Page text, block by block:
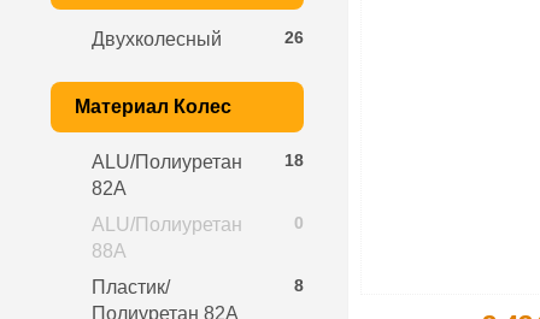
26
Двухколесный
Материал Колес
18
ALU/Полиуретан
82A
0
ALU/Полиуретан
88A
8
Пластик/
Полиуретан 82A